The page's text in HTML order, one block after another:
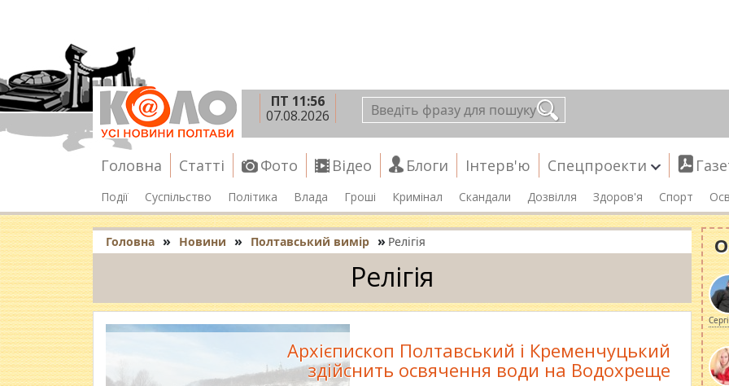
ПТ 11:56
07.08.2026
Головна Статті Фото Відео Блоги Інтерв'ю Спецпроекти
Події Суспільство Політика Влада Гроші Кримінал Скандали Дозвілля Здоров'я Спорт
Головна » Новини » Полтавський вимір » Релігія
Релігія
Архієпископ Полтавський і Кременчуцький
здійснить освячення води на Водохреще